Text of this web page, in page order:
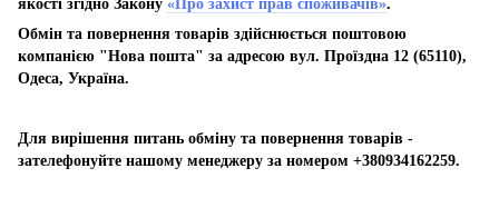
якості згідно Закону «Про захист прав споживачів».
Обмін та повернення товарів здійснюється поштовою
компанією "Нова пошта" за адресою вул. Проїздна 12 (65110),
Одеса, Україна.
Для вирішення питань обміну та повернення товарів -
зателефонуйте нашому менеджеру за номером +380934162259.